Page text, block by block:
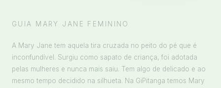
GUIA MARY JANE FEMININO
A Mary Jane tem aquela tira cruzada no peito do pé que é
inconfundível. Surgiu como sapato de criança, foi adotada
pelas mulheres e nunca mais saiu. Tem algo de delicado e ao
mesmo tempo decidido na silhueta. Na GiPitanga temos Mary